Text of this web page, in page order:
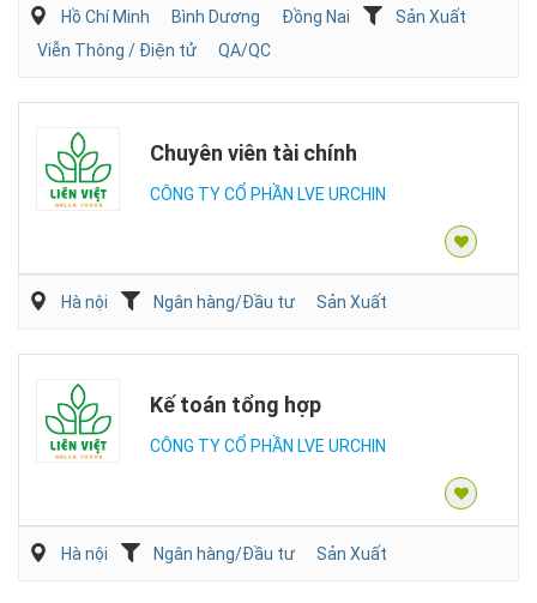
Hồ Chí Minh Bình Dương Đồng Nai
Sản Xuất
Viễn Thông / Điện tử
QA/QC
Chuyên viên tài chính
CÔNG TY CỔ PHẦN LVE URCHIN
Hà nội Ngân hàng/Đầu tư Sản Xuất
Kế toán tổng hợp
CÔNG TY CỔ PHẦN LVE URCHIN
Hà nội Ngân hàng/Đầu tư Sản Xuất